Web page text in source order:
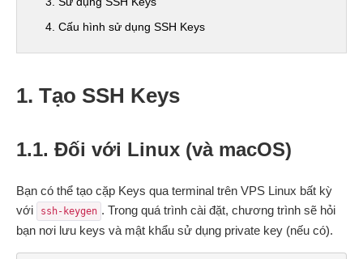
4. Cấu hình sử dụng SSH Keys
1. Tạo SSH Keys
1.1. Đối với Linux (và macOS)
Bạn có thể tạo cặp Keys qua terminal trên VPS Linux bất kỳ
với
ssh-keygen . Trong quá trình cài đặt, chương trình sẽ hỏi
bạn nơi lưu keys và mật khẩu sử dụng private key (nếu có).